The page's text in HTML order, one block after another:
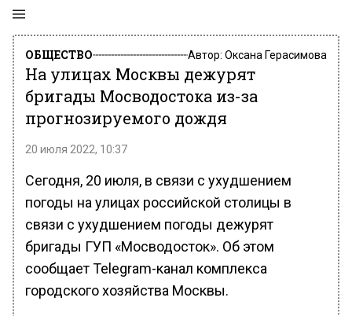
ОБЩЕСТВО Автор: Оксана Герасимова
На улицах Москвы дежурят
бригады Мосводостока из-за
прогнозируемого дождя
20 июля 2022, 10:37
Сегодня, 20 июля, в связи с ухудшением
погоды на улицах российской столицы в
связи с ухудшением погоды дежурят
бригады ГУП «Мосводосток». Об этом
сообщает Telegram-канал комплекса
городского хозяйства Москвы.